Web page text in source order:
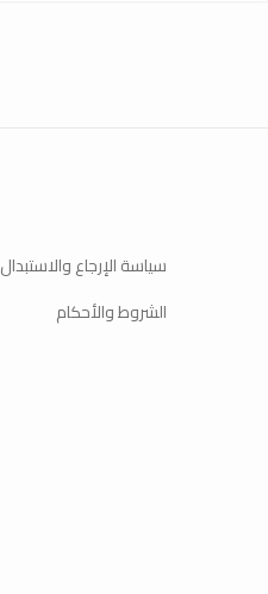
سياسة الإرجاع والاستبدال
الشروط والأحكام